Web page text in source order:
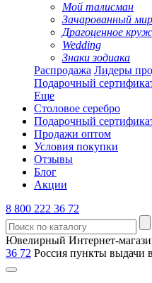
Мой талисман
Зачарованный мир
Драгоценное
Wedding
Знаки зодиака
Распродажа Лидеры
Подарочный
Еще
Столовое серебро
Подарочный
Продажи оптом
Условия покупки
Отзывы
Блог
Акции
8 800 222 36 72
Ювелирный Интернет-
36 72 Россия пункты выдачи